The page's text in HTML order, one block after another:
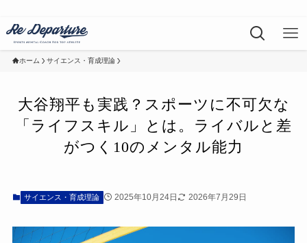
ホーム サイエンス・育成理論
大谷翔平も実践？スポーツに不可欠な
「ライフスキル」とは。ライバルと差
がつく10のメンタル能力
サイエンス・育成理論 2025年10月24日 2026年7月29日